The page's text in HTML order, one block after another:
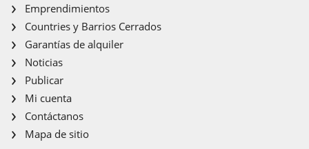
Emprendimientos
Countries y Barrios Cerrados
Garantías de alquiler
Noticias
Publicar
Mi cuenta
Contáctanos
Mapa de sitio